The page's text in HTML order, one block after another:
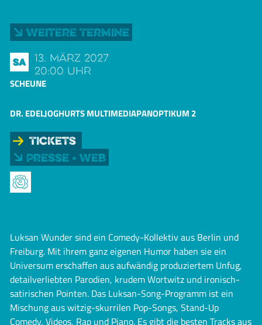
Weitere Termine
Sa
13. März 2027
20:00 Uhr
SCHEUNE
DR. EDELJOGHURTS MULTIMEDIAPANOPTIKUM 2
Tickets
Presse • Web
Luksan Wunder sind ein Comedy-Kollektiv aus Berlin und
Freiburg. Mit ihrem ganz eigenen Humor haben sie ein
Universum erschaffen aus aufwändig produziertem Unfug,
detailverliebten Parodien, krudem Wortwitz und ironisch-
satirischen Pointen. Das Luksan-Song-Programm ist ein
Mischung aus witzig-skurrilen Pop-Songs, Stand-Up
Comedy, Videos, Rap und Piano. Es gibt die besten Tracks aus